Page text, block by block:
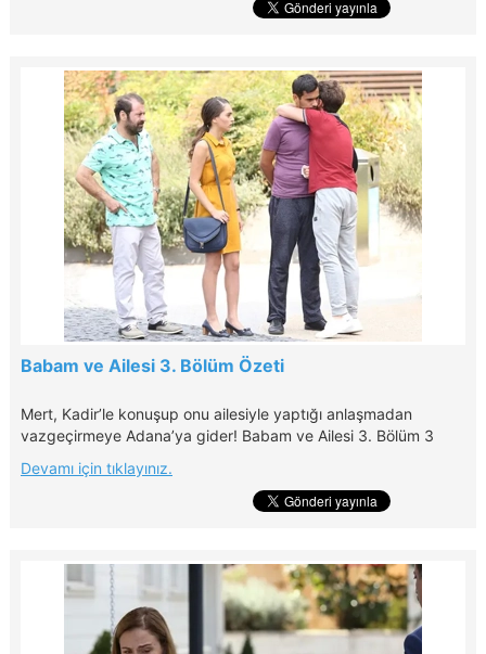
Babam ve Ailesi 3. Bölüm Özeti
Mert, Kadir’le konuşup onu ailesiyle yaptığı anlaşmadan
vazgeçirmeye Adana’ya gider! Babam ve Ailesi 3. Bölüm 3
Devamı için tıklayınız.